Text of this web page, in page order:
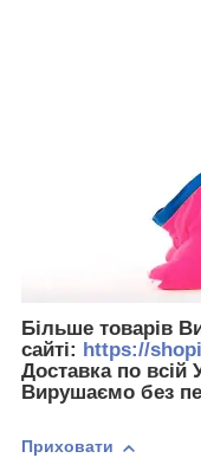
Більше товарів
сайті: https://
Доставка по всій
Вирушаємо без
Приховати